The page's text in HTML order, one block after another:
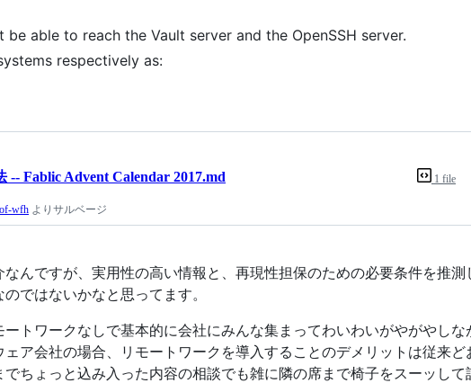
be able to reach the Vault server and the OpenSSH server.
respectively as:
1 file
-- Fablic Advent Calendar 2017.md
wfh よりサルベージ
んですが、実用性の高い情報と、再現性担保のための必要条件を推測
ではないかなと思ってます。
トワークなしで基本的に会社にみんな集まってわいわいがやがやし
ア会社の場合、リモートワークを導入することのデメリットは従来ど
ちょっと込み入った内容の相談でも雑に隣の席まで椅子をスーッして